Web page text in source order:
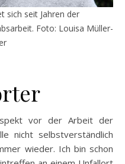
sich seit Jahren der
Foto: Louisa Müller-
vor der Arbeit der
nicht selbstverständlich
wieder. Ich bin schon